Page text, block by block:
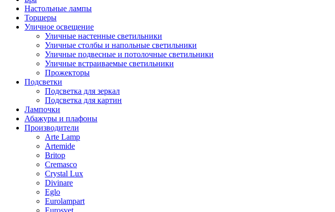
Настольные лампы
Торшеры
Уличное освещение
Уличные настенные светильники
Уличные столбы и напольные светильники
Уличные подвесные и потолочные светильники
Уличные встраиваемые светильники
Прожекторы
Подсветки
Подсветка для зеркал
Подсветка для картин
Лампочки
Абажуры и плафоны
Производители
Arte Lamp
Artemide
Britop
Cremasco
Crystal Lux
Divinare
Eglo
Eurolampart
Eurosvet